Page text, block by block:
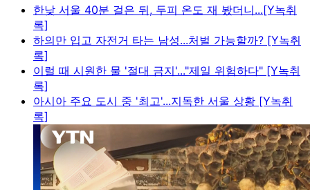
한낮 서울 40분 걸은 뒤, 두피 온도 재 봤더니...[Y녹취
록]
하의만 입고 자전거 타는 남성...처벌 가능할까? [Y녹취
록]
이럴 때 시원한 물 '절대 금지'..."제일 위험하다" [Y녹취
록]
아시아 주요 도시 중 '최고'...지독한 서울 상황 [Y녹취
록]